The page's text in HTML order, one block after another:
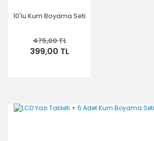
10'lu Kum Boyama Seti
475,00 TL
399,00 TL